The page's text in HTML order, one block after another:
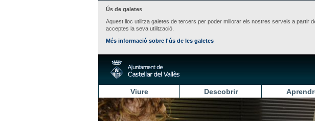
Ús de galetes
Aquest lloc utilitza galetes de tercers per poder millorar els nostres serveis a partir
acceptes la seva utilització.
Més informació sobre l'ús de les galetes
Viure Descobrir